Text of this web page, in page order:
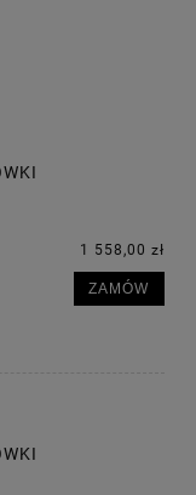
1 558,00 zł
ZAMÓW